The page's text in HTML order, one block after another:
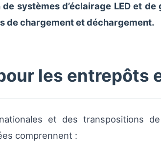
systèmes d’éclairage LED et
de chargement et déchargement.
les entrepôts
et des transpositions de
comprennent :